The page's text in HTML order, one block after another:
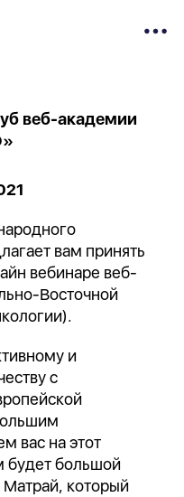
веб-академии
вам принять
вебинаре веб-
Восточной
и
c
вас на этот
будет большой
который